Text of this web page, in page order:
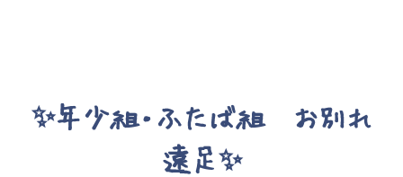
✨年少組・ふたば組 お別れ
遠足✨